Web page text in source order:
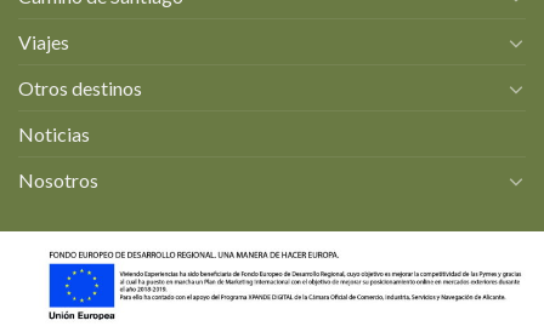
Viajes
Otros destinos
Noticias
Nosotros